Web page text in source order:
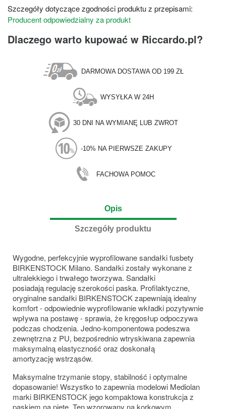
Szczegóły dotyczące zgodności produktu z przepisami:
Producent odpowiedzialny za produkt
Dlaczego warto kupować w Riccardo.pl?
DARMOWA DOSTAWA OD 199 ZŁ
WYSYŁKA W 24H
30 DNI NA WYMIANĘ LUB ZWROT
-10% NA PIERWSZE ZAKUPY
FACHOWA POMOC
Opis
Szczegóły produktu
Wygodne, perfekcyjnie wyprofilowane sandałki fusbety
BIRKENSTOCK Milano. Sandałki zostały wykonane z
ultralekkiego i trwałego tworzywa. Sandałki
posiadają regulację szerokości paska. Profilaktyczne,
oryginalne sandałki BIRKENSTOCK zapewniają idealny
komfort - odpowiednie wyprofilowanie wkładki pozytywnie
wpływa na postawę - sprawia, że kręgosłup odpoczywa
podczas chodzenia. Jedno-komponentowa podeszwa
zewnętrzna z PU, bezpośrednio wtryskiwana zapewnia
maksymalną elastyczność oraz doskonałą
amortyzację wstrząsów.
Maksymalne trzymanie stopy, stabilność i optymalne
dopasowanie! Wszystko to zapewnia modelowi Mediolan
marki BIRKENSTOCK jego kompaktowa konstrukcja z
paskiem na piętę. Ten wzorowany na korkowym